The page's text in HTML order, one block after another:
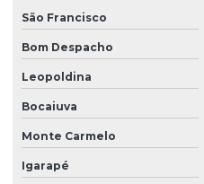
São Francisco
Bom Despacho
Leopoldina
Bocaiuva
Monte Carmelo
Igarapé